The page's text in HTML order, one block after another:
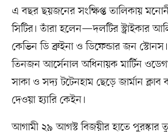
এ বছর ছয়জনের সংক্ষিপ্ত তালিকায়
সিটির। তাঁরা হলেন—দলটির স্ট্রাইকার
কেভিন ডি ব্রুইনা ও ডিফেন্ডার জন
তিনজন আর্সেনাল অধিনায়ক মার্টিন
সাকা ও সদ্য টটেনহাম ছেড়ে জার্মান ক্লাব
দেওয়া হ্যারি কেইন।
আগামী ২৯ আগস্ট বিজয়ীর হাতে পুরস্কার